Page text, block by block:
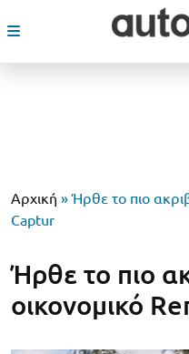
Αρχική »Ήρθε το πιο
Captur
Ήρθε το πιο
οικονομικό